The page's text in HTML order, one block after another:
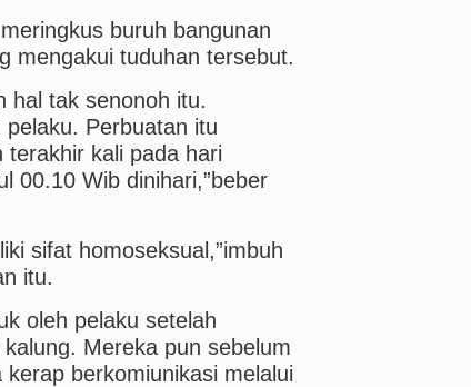
buruh bangunan
mengakui tuduhan tersebut.
hal tak senonoh itu.
Perbuatan itu
kali pada hari
00.10 Wib dinihari,”beber
sifat homoseksual,”imbuh
itu.
oleh pelaku setelah
Mereka pun sebelum
berkomiunikasi melalui